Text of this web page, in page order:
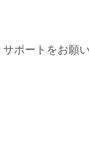
ポートをお願